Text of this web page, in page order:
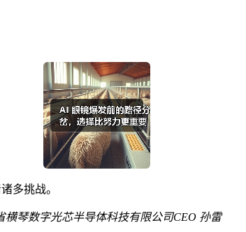
多挑战。
横琴数字光芯半导体科技有限公司CEO 孙雷